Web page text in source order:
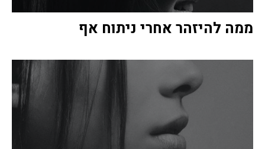
ממה להיזהר אחרי ניתוח אף